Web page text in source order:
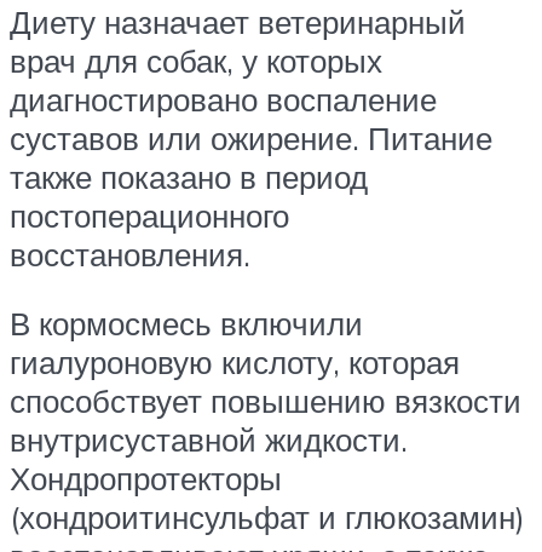
Диету назначает ветеринарный
врач для собак, у которых
диагностировано воспаление
суставов или ожирение. Питание
также показано в период
постоперационного
восстановления.
В кормосмесь включили
гиалуроновую кислоту, которая
способствует повышению вязкости
внутрисуставной жидкости.
Хондропротекторы
(хондроитинсульфат и глюкозамин)